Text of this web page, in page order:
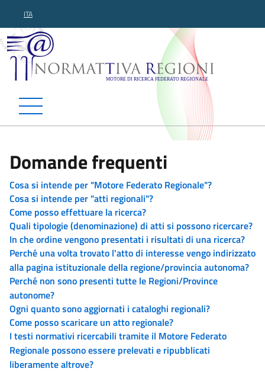
ITA
Normattiva Regioni -
Domande frequenti
Cosa si intende per "Motore Federato Regionale"?
Cosa si intende per "atti regionali"?
Come posso effettuare la ricerca?
Quali tipologie (denominazione) di atti si possono ricercare?
In che ordine vengono presentati i risultati di una ricerca?
Perché una volta trovato l'atto di interesse vengo indirizzato
alla pagina istituzionale della regione/provincia autonoma?
Perché non sono presenti tutte le Regioni/Province
autonome?
Ogni quanto sono aggiornati i cataloghi regionali?
Come posso scaricare un atto regionale?
I testi normativi ricercabili tramite il Motore Federato
Regionale possono essere prelevati e ripubblicati
liberamente altrove?